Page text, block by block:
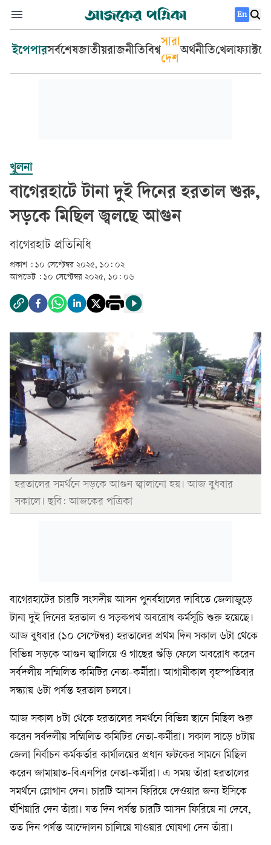
En
ইপেপারসর্বশেষজাতীয়রাজনীতিবিশ্ব
সারা
দেশ
অর্থনীতিখেলা
খুলনা
বাগেরহাটে টানা দুই দিনের হরতাল শুরু,
সড়কে মিছিল জ্বলছে আগুন
বাগেরহাট প্রতিনিধি
প্রকাশ : ১০ সেপ্টেম্বর ২০২৫, ১০: ০২
আপডেট : ১০ সেপ্টেম্বর ২০২৫, ১০: ০৬
হরতালের সমর্থনে সড়কে আগুন জ্বালানো হয়। আজ বুধবার
সকালে। ছবি: আজকের পত্রিকা
বাগেরহাটের চারটি সংসদীয় আসন পুনর্বহালের দাবিতে জেলাজুড়ে
টানা দুই দিনের হরতাল ও সড়কপথ অবরোধ কর্মসূচি শুরু হয়েছে।
আজ বুধবার (১০ সেপ্টেম্বর) হরতালের প্রথম দিন সকাল ৬টা থেকে
বিভিন্ন সড়কে আগুন জ্বালিয়ে ও গাছের গুঁড়ি ফেলে অবরোধ করেন
সর্বদলীয় সম্মিলিত কমিটির নেতা-কর্মীরা। আগামীকাল বৃহস্পতিবার
সন্ধ্যায় ৬টা পর্যন্ত হরতাল চলবে।
আজ সকাল ৮টা থেকে হরতালের সমর্থনে বিভিন্ন স্থানে মিছিল শুরু
করেন সর্বদলীয় সম্মিলিত কমিটির নেতা-কর্মীরা। সকাল সাড়ে ৮টায়
জেলা নির্বাচন কর্মকর্তার কার্যালয়ের প্রধান ফটকের সামনে মিছিল
করেন জামায়াত-বিএনপির নেতা-কর্মীরা। এ সময় তাঁরা হরতালের
সমর্থনে স্লোগান দেন। চারটি আসন ফিরিয়ে দেওয়ার জন্য ইসিকে
হুঁশিয়ারি দেন তাঁরা। যত দিন পর্যন্ত চারটি আসন ফিরিয়ে না দেবে,
তত দিন পর্যন্ত আন্দোলন চালিয়ে যাওয়ার ঘোষণা দেন তাঁরা।